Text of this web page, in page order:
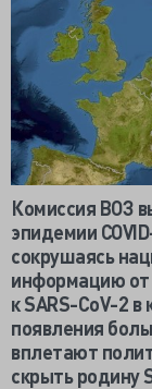
Комиссия ВОЗ
эпидемии
сокрушаясь
информацию
кSARS-CoV-2 в
появления
вплетают
скрыть родину